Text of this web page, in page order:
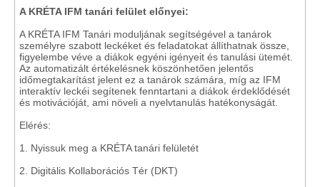
A KRÉTA IFM tanári felület előnyei:
A KRÉTA IFM Tanári moduljának segítségével a tanárok
személyre szabott leckéket és feladatokat állíthatnak össze,
figyelembe véve a diákok egyéni igényeit és tanulási ütemét.
Az automatizált értékelésnek köszönhetően jelentős
időmegtakarítást jelent ez a tanárok számára, míg az IFM
interaktív leckéi segítenek fenntartani a diákok érdeklődését
és motivációját, ami növeli a nyelvtanulás hatékonyságát.
Elérés:
1. Nyissuk meg a KRÉTA tanári felületét
2. Digitális Kollaborációs Tér (DKT)